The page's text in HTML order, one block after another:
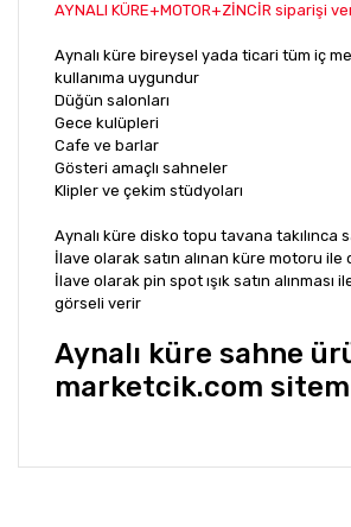
AYNALI KÜRE+MOTOR+ZİNCİR siparişi
Aynalı küre bireysel yada ticari tüm iç
kullanıma uygundur
Düğün salonları
Gece kulüpleri
Cafe ve barlar
Gösteri amaçlı sahneler
Klipler ve çekim stüdyoları
Aynalı küre disko topu tavana takılınca
İlave olarak satın alınan küre motoru ile
İlave olarak pin spot ışık satın alınması
görseli verir
Aynalı küre sahne
marketcik.com
Bu ürünün fiyat bilgisi, resim, ürün